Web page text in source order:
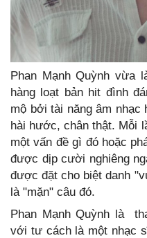
Phan Mạnh Quỳnh vừa
hàng loạt bản hit đình
mộ bởi tài năng âm
hài hước, chân thật. Mỗi
một vấn đề gì đó hoặc
được dịp cười nghiêng
được đặt cho biệt danh
là "mặn" câu đó.
Phan Mạnh Quỳnh là
với tư cách là một nhạc